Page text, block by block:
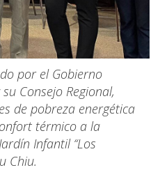
por el Gobierno
Consejo Regional,
de pobreza energética
térmico a la
Infantil “Los
Chiu.